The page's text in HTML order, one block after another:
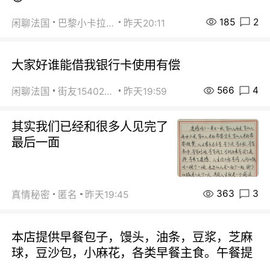
闲聊法国 巴黎小卡拉咪 昨天20:11 185 2
大家好谁能借我银行卡使用有偿
闲聊法国 街友15402223 昨天19:59 566 4
其实我们已经和很多人见完了
最后一面
真情秘密 匿名 昨天19:45 363 3
本店提供早餐包子，馒头，油条，豆浆，芝麻
球，豆沙包，小麻花，各类早餐主食。午餐提